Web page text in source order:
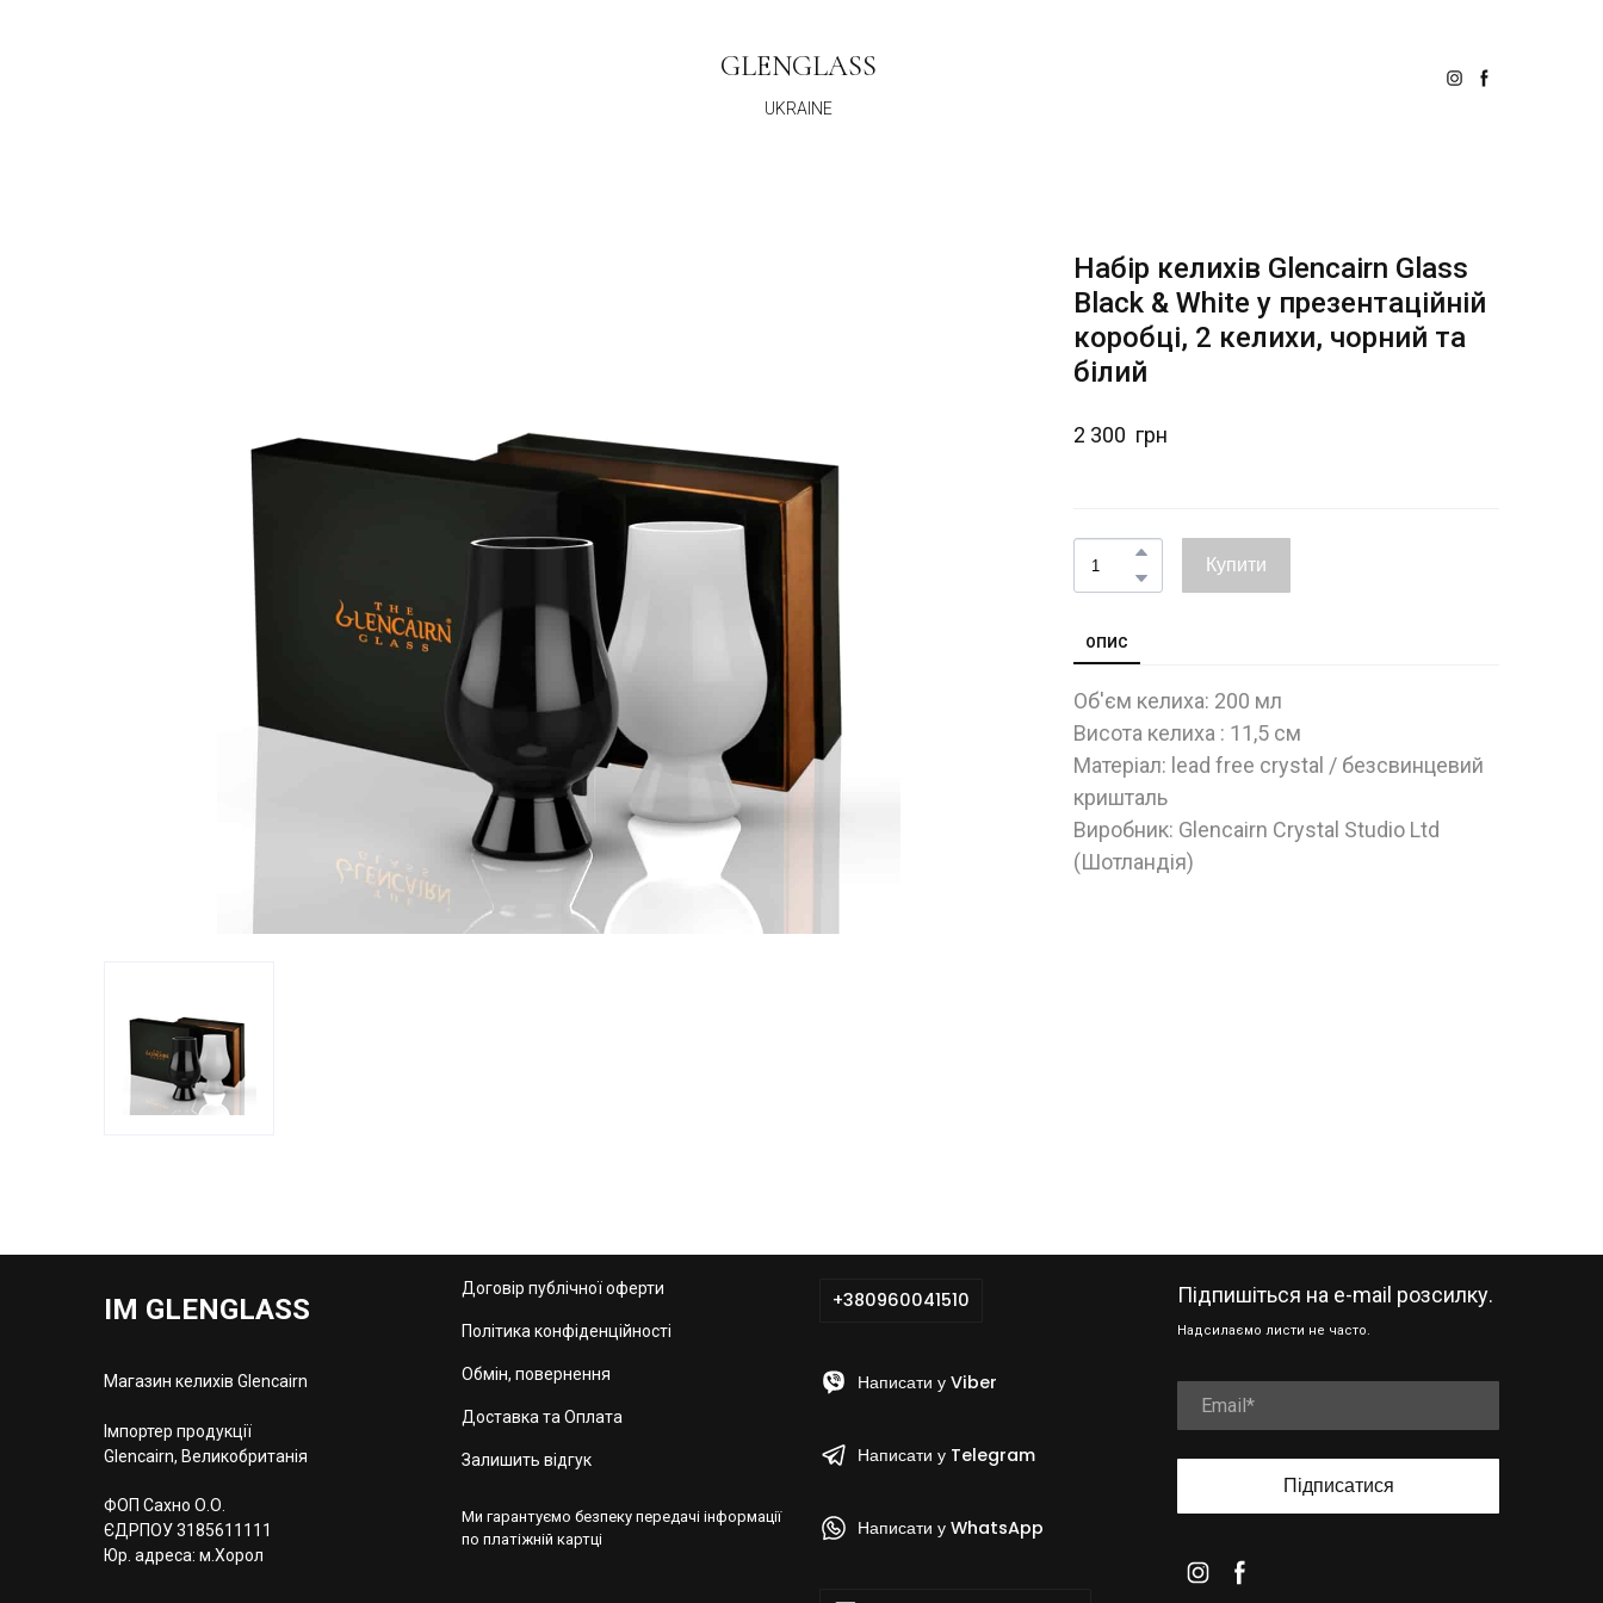
GLENGLASS
UKRAINE
Набір келихів Glencairn Glass
Black & White у презентаційній
коробці, 2 келихи, чорний та
білий
2 300  грн
Купити
ОПИС
Об'єм келиха: 200 мл
Висота келиха : 11,5 см
Матеріал: lead free crystal / безсвинцевий
кришталь
Виробник: Glencairn Crystal Studio Ltd
(Шотландія)
IM GLENGLASS
Магазин келихів Glencairn
Імпортер продукції
Glencairn, Великобританія
ФОП Сахно О.О.
ЄДРПОУ 3185611111
Юр. адреса: м.Хорол
Договір публічної оферти
Політика конфіденційності
Обмін, повернення
Доставка та Оплата
Залишить відгук
Ми гарантуємо безпеку передачі інформації
по платіжній картці
+380960041510
Написати у Viber
Написати у Telegram
Написати у WhatsApp
Підпишіться на e-mail розсилку.
Надсилаємо листи не часто.
Підписатися